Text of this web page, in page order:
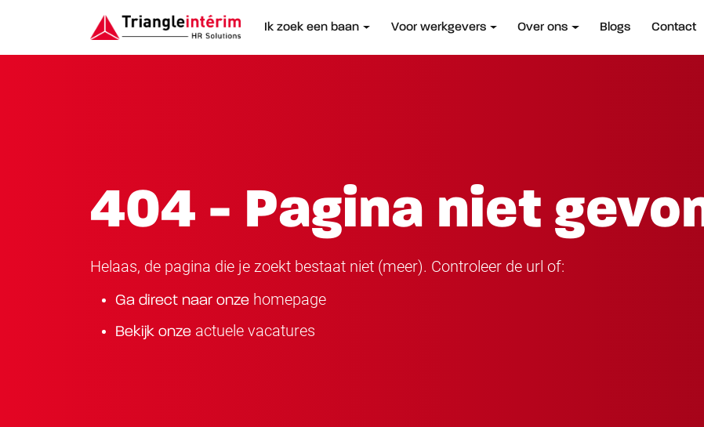
Ik zoek een baan Voor werkgevers Over ons Blogs Contact
404 - Pagina niet
Helaas, de pagina die je zoekt bestaat niet (meer). Controleer de url of:
Ga direct naar onze homepage
Bekijk onze actuele vacatures